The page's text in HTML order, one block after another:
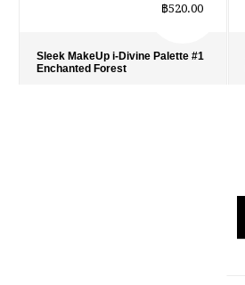
Sleek MakeUp i-Divine Palette #1
Enchanted Forest
฿520.00